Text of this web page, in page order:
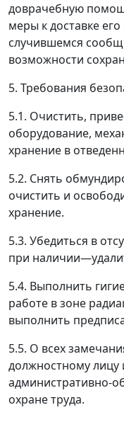
доврачебную
меры к доставке
случившемся
возможности
5. Требования
5.1. Очистить,
оборудование,
хранение в
5.2. Снять
очистить и
хранение.
5.3. Убедиться в
при наличии—
5.4. Выполнить
работе в зоне
выполнить
5.5. О всех
должностному лицу
административно-
охране труда.